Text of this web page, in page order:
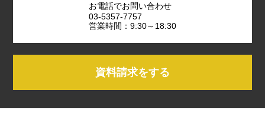
お電話でお問い合わせ
03-5357-7757
営業時間：9:30～18:30
資料請求をする